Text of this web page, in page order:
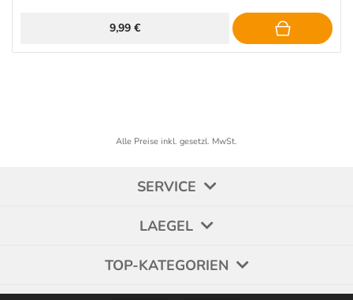
9,99 €
Alle Preise inkl. gesetzl. MwSt.
SERVICE
LAEGEL
TOP-KATEGORIEN